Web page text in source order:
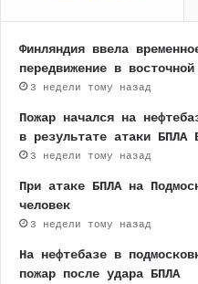
Финляндия ввела
передвижение в
3 недели тому назад
Пожар начался на
в результате атаки БПЛА
3 недели тому назад
При атаке БПЛА на
человек
3 недели тому назад
На нефтебазе в
пожар после удара БПЛА